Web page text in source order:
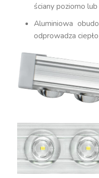
ściany poziomo
Aluminiowa
odprowadza